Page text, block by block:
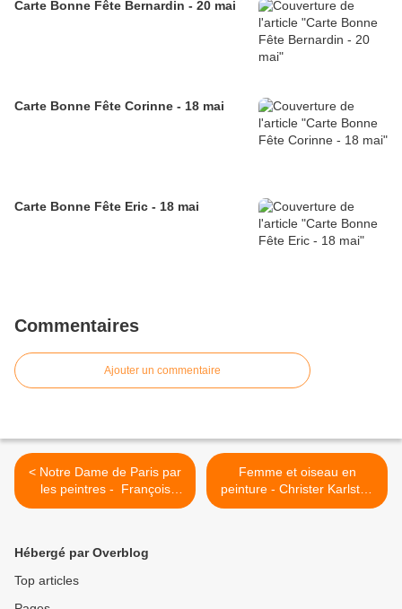
Carte Bonne Fête Bernardin - 20 mai
Carte Bonne Fête Corinne - 18 mai
Carte Bonne Fête Eric - 18 mai
Commentaires
Ajouter un commentaire
< Notre Dame de Paris par
les peintres - François
Batet (1921-2015)
Femme et oiseau en
peinture - Christer Karlstad
>
Hébergé par Overblog
Top articles